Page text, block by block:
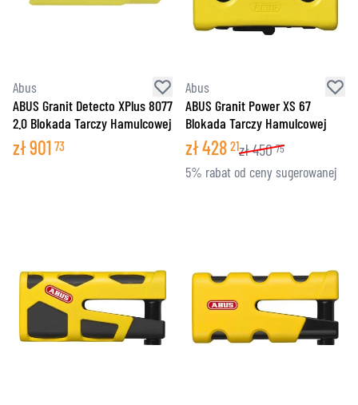
Abus
ABUS Granit Detecto XPlus 8077
2.0 Blokada Tarczy Hamulcowej
zł901 73
Abus
ABUS Granit Power XS 67
Blokada Tarczy Hamulcowej
zł428 21zł450 75
5% rabat od ceny sugerowanej